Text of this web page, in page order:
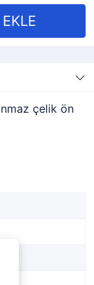
çelik ön